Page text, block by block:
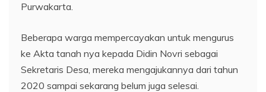
Purwakarta.
Beberapa warga mempercayakan untuk mengurus
ke Akta tanah nya kepada Didin Novri sebagai
Sekretaris Desa, mereka mengajukannya dari tahun
2020 sampai sekarang belum juga selesai.